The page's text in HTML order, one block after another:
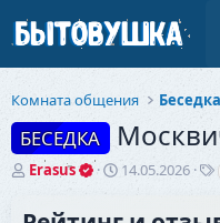
Комната общения
БЕСЕДКА
А
Erasus
Д
14.05.2026